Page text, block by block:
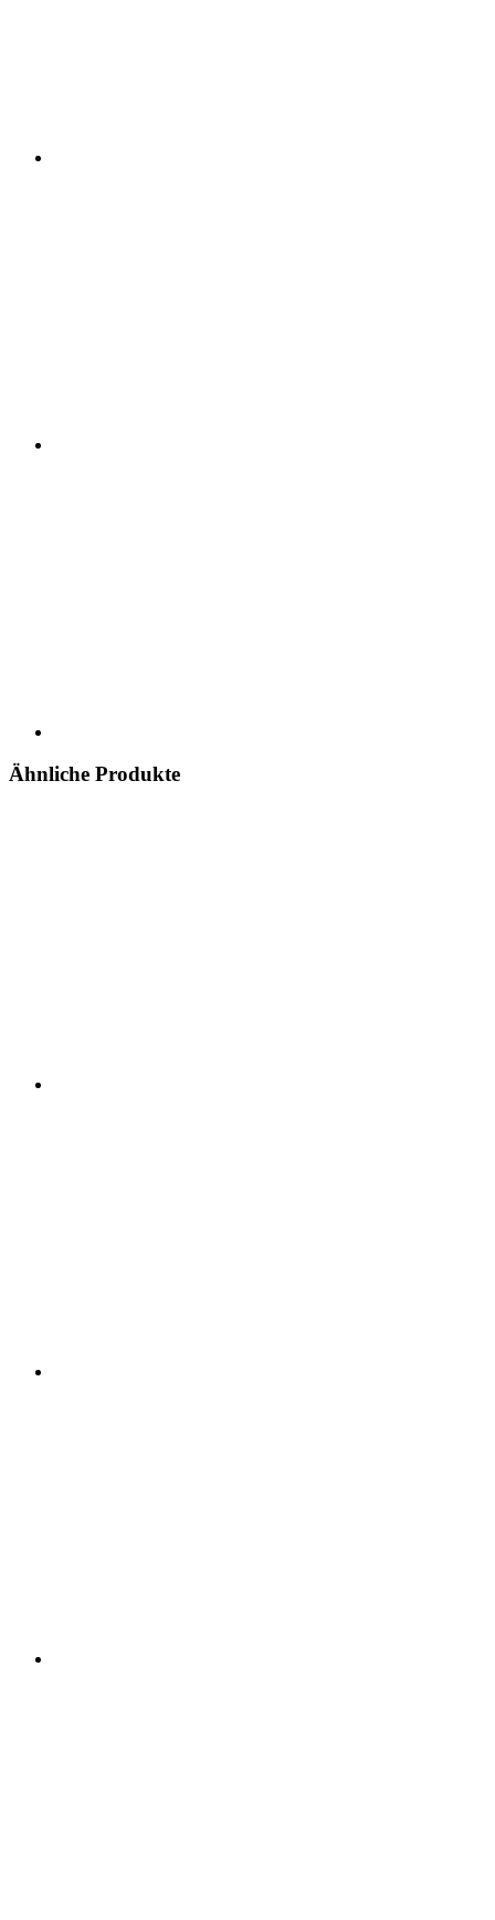
Ähnliche Produkte